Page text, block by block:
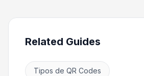
Related Guides
Tipos de QR Codes